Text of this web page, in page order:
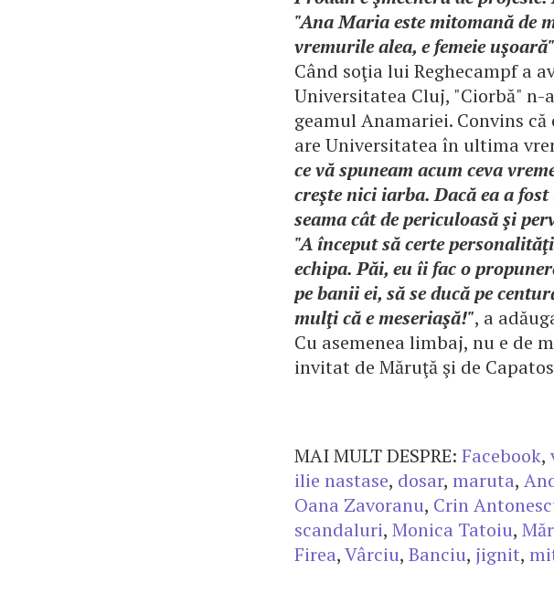
"Ana Maria este mitomană de
vremurile alea, e femeie uşoară"
Când soţia lui Reghecampf a
Universitatea Cluj, "Ciorbă" n-
geamul Anamariei. Convins
are Universitatea în ultima
ce vă spuneam acum ceva
creşte nici iarba. Dacă ea a
seama cât de periculoasă şi
"A început să certe
echipa. Păi, eu îi fac o
pe banii ei, să se ducă pe
mulţi că e meseriaşă!", a
Cu asemenea limbaj, nu e de
invitat de Măruţă şi de
MAI MULT DESPRE: Facebook,
ilie nastase, dosar, maruta,
Oana Zavoranu, Crin
scandaluri, Monica Tatoiu,
Firea,Vârciu, Banciu, jignit,